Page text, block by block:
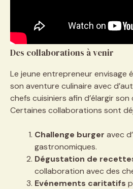
Des collaborations à venir
Le jeune entrepreneur envisage
son aventure culinaire avec
chefs cuisiniers afin d’élargir son
Certaines collaborations sont
Challenge burger avec
gastronomiques.
Dégustation de
collaboration avec des
Evénements caritatifs